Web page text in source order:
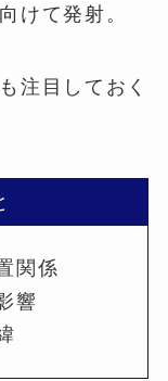
けて発射。
注目しておく
関係
響